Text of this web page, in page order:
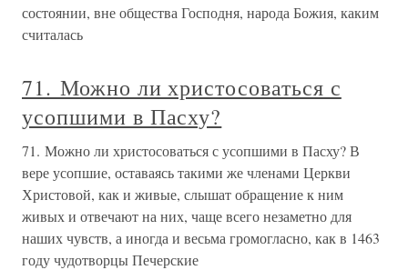
состоянии, вне общества Господня, народа Божия, каким
считалась
71. Можно ли христосоваться с
усопшими в Пасху?
71. Можно ли христосоваться с усопшими в Пасху? В
вере усопшие, оставаясь такими же членами Церкви
Христовой, как и живые, слышат обращение к ним
живых и отвечают на них, чаще всего незаметно для
наших чувств, а иногда и весьма громогласно, как в 1463
году чудотворцы Печерские